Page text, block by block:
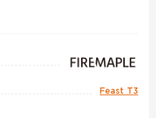
Feast T3